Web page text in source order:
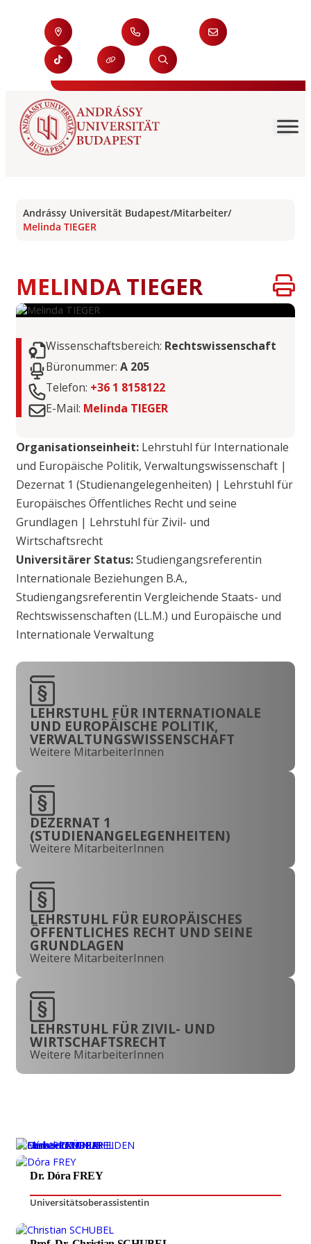
Andrássy Universität Budapest/Mitarbeiter/
Melinda TIEGER
MELINDA TIEGER
Wissenschaftsbereich: Rechtswissenschaft
Büronummer: A 205
Telefon: +36 1 8158122
E-Mail: Melinda TIEGER
Organisationseinheit: Lehrstuhl für Internationale
und Europäische Politik, Verwaltungswissenschaft |
Dezernat 1 (Studienangelegenheiten) | Lehrstuhl für
Europäisches Öffentliches Recht und seine
Grundlagen | Lehrstuhl für Zivil- und
Wirtschaftsrecht
Universitärer Status:Studiengangsreferentin
Internationale Beziehungen B.A.,
Studiengangsreferentin Vergleichende Staats- und
Rechtswissenschaften (LL.M.) und Europäische und
Internationale Verwaltung
LEHRSTUHL FÜR INTERNATIONALE
UND EUROPÄISCHE POLITIK,
VERWALTUNGSWISSENSCHAFT
Weitere MitarbeiterInnen
DEZERNAT 1
(STUDIENANGELEGENHEITEN)
Weitere MitarbeiterInnen
LEHRSTUHL FÜR EUROPÄISCHES
ÖFFENTLICHES RECHT UND SEINE
GRUNDLAGEN
Weitere MitarbeiterInnen
LEHRSTUHL FÜR ZIVIL- UND
WIRTSCHAFTSRECHT
Weitere MitarbeiterInnen
Dr. Dóra FREY
Universitätsoberassistentin